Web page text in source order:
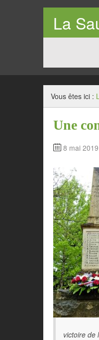
La
Vous êtes ici :
Une
8 mai 2019
victoire de